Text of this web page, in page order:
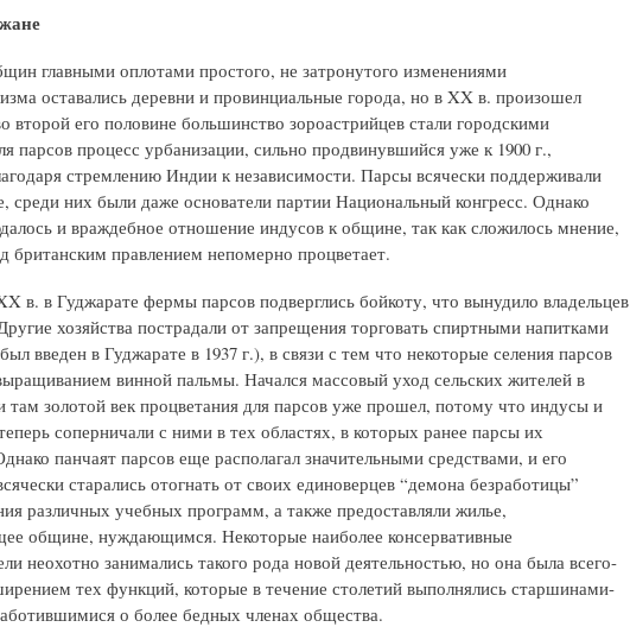
главными оплотами простого, не затронутого изменениями
оставались деревни и провинциальные города, но в XX в. произошел
его половине большинство зороастрийцев стали городскими
парсов процесс урбанизации, сильно продвинувшийся уже к 1900 г.,
стремлению Индии к независимости. Парсы всячески поддерживали
среди них были даже основатели партии Национальный конгресс. Однако
и враждебное отношение индусов к общине, так как сложилось мнение,
британским правлением непомерно процветает.
в. в Гуджарате фермы парсов подверглись бойкоту, что вынудило владельцев
хозяйства пострадали от запрещения торговать спиртными напитками
введен в Гуджарате в 1937 г.), в связи с тем что некоторые селения парсов
винной пальмы. Начался массовый уход сельских жителей в
золотой век процветания для парсов уже прошел, потому что индусы и
соперничали с ними в тех областях, в которых ранее парсы их
панчаят парсов еще располагал значительными средствами, и его
старались отогнать от своих единоверцев “демона безработицы”
различных учебных программ, а также предоставляли жилье,
общине, нуждающимся. Некоторые наиболее консервативные
неохотно занимались такого рода новой деятельностью, но она была всего-
тех функций, которые в течение столетий выполнялись старшинами-
о более бедных членах общества.